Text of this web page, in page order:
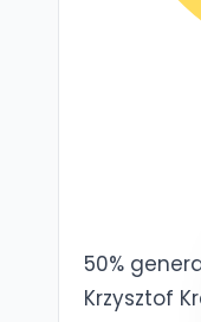
50%
Krzysztof